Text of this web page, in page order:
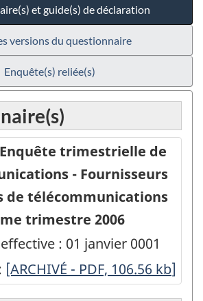
et guide(s) de déclaration
versions du questionnaire
Enquête(s) reliée(s)
Enquête trimestrielle de
- Fournisseurs
de télécommunications
trimestre 2006
: 01 janvier 0001
ARCHIVÉ
[ARCHIVÉ - PDF, 106.56 kb]